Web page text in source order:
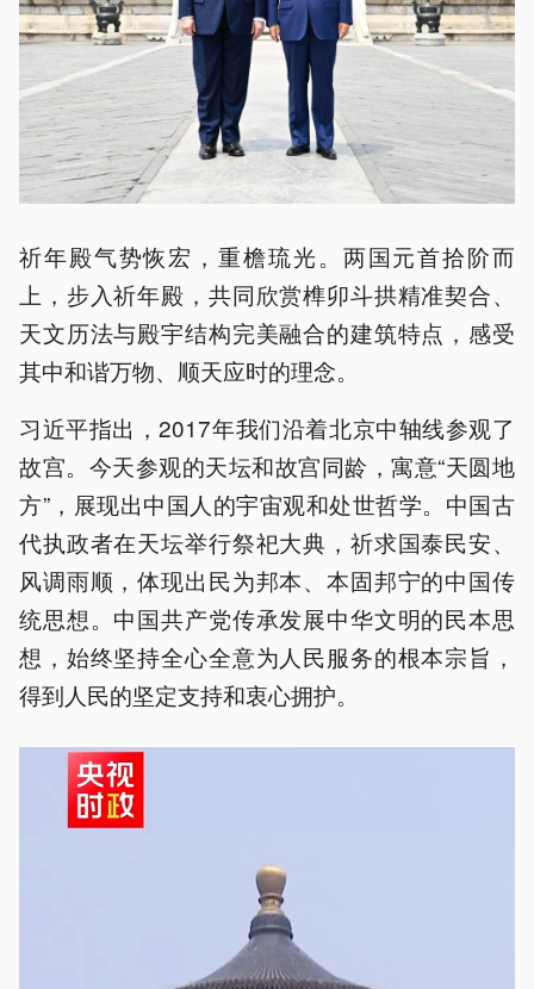
祈年殿气势恢宏，重檐琉光。两国元首拾阶而
上，步入祈年殿，共同欣赏榫卯斗拱精准契合、
天文历法与殿宇结构完美融合的建筑特点，感受
其中和谐万物、顺天应时的理念。
习近平指出，2017年我们沿着北京中轴线参观了
故宫。今天参观的天坛和故宫同龄，寓意“天圆地
方”，展现出中国人的宇宙观和处世哲学。中国古
代执政者在天坛举行祭祀大典，祈求国泰民安、
风调雨顺，体现出民为邦本、本固邦宁的中国传
统思想。中国共产党传承发展中华文明的民本思
想，始终坚持全心全意为人民服务的根本宗旨，
得到人民的坚定支持和衷心拥护。